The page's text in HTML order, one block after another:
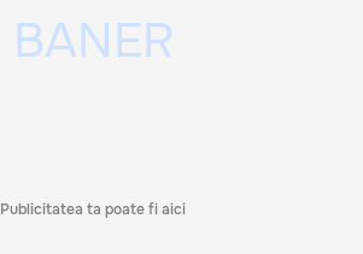
Publicitatea ta poate fi aici